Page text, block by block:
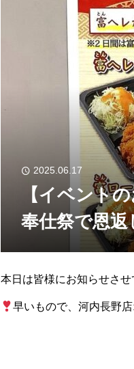
2025.06.17
【イベント
奉仕祭で恩
本日は皆様にお知らせさせ
早いもので、河内長野